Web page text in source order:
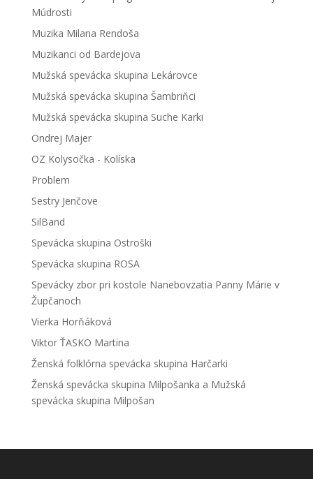
Múdrosti
Muzika Milana Rendoša
Muzikanci od Bardejova
Mužská spevácka skupina Lekárovce
Mužská spevácka skupina Šambriňci
Mužská spevácka skupina Suche Karki
Ondrej Majer
OZ Kolysočka - Kolíska
Problem
Sestry Jenčove
SilBand
Spevácka skupina Ostroški
Spevácka skupina ROSA
Spevácky zbor pri kostole Nanebovzatia Panny Márie v
Župčanoch
Vierka Horňáková
Viktor ŤASKO Martina
Ženská folklórna spevácka skupina Harčarki
Ženská spevácka skupina Milpošanka a Mužská
spevácka skupina Milpošan